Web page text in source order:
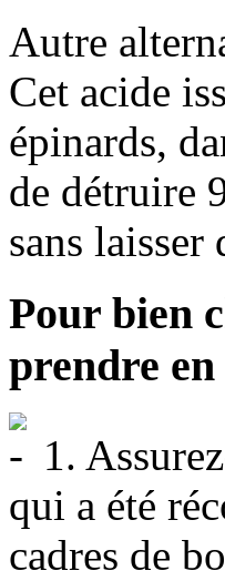
Autre
Cet acide
épinards,
de détruire
sans laisser
Pour bien
prendre
1.
qui a été
cadres de